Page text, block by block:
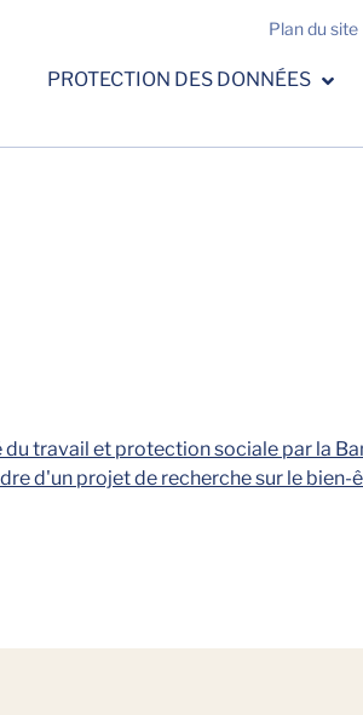
Plan du site
PROTECTION DES DONNÉES
travail et protection sociale par la
d'un projet de recherche sur le bien-